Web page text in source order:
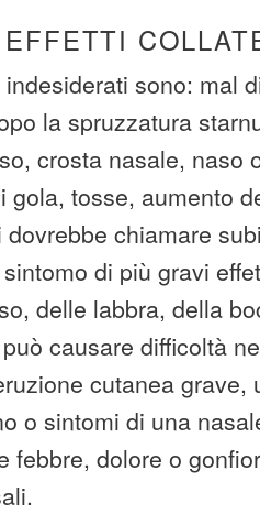
indesiderati sono: mal
la spruzzatura
crosta nasale, naso
gola, tosse, aumento
dovrebbe chiamare
di più gravi
delle labbra, della
causare difficoltà
cutanea grave,
o sintomi di una
febbre, dolore o